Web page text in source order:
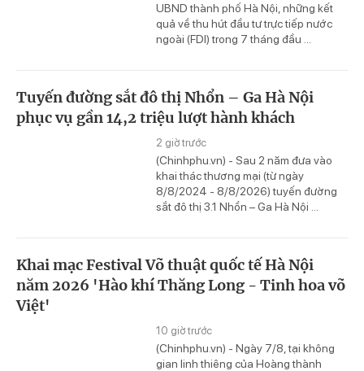
UBND thành phố Hà Nội, những kết
quả về thu hút đầu tư trực tiếp nước
ngoài (FDI) trong 7 tháng đầu ...
Tuyến đường sắt đô thị Nhổn – Ga Hà Nội
phục vụ gần 14,2 triệu lượt hành khách
2 giờ trước
(Chinhphu.vn) - Sau 2 năm đưa vào
khai thác thương mại (từ ngày
8/8/2024 - 8/8/2026) tuyến đường
sắt đô thị 3.1 Nhổn – Ga Hà Nội ...
Khai mạc Festival Võ thuật quốc tế Hà Nội
năm 2026 'Hào khí Thăng Long - Tinh hoa võ
Việt'
10 giờ trước
(Chinhphu.vn) - Ngày 7/8, tại không
gian linh thiêng của Hoàng thành